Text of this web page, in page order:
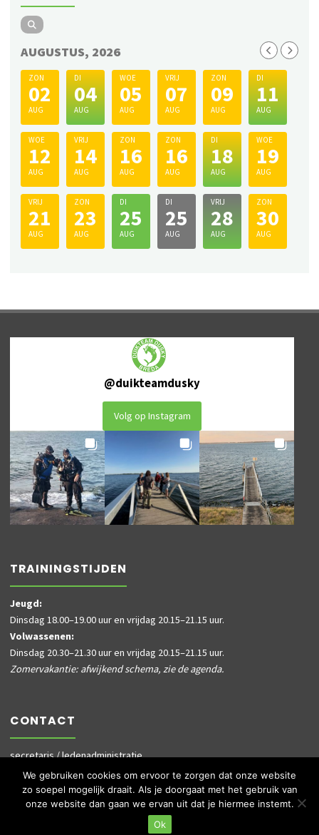
AUGUSTUS, 2026
ZON
02
AUG
DI
04
AUG
WOE
05
AUG
VRIJ
07
AUG
ZON
09
AUG
DI
11
AUG
WOE
12
AUG
VRIJ
14
AUG
ZON
16
AUG
ZON
16
AUG
DI
18
AUG
WOE
19
AUG
VRIJ
21
AUG
ZON
23
AUG
DI
25
AUG
DI
25
AUG
VRIJ
28
AUG
ZON
30
AUG
@duikteamdusky
Volg op Instagram
TRAININGSTIJDEN
Jeugd:
Dinsdag 18.00–19.00 uur en vrijdag 20.15–21.15 uur.
Volwassenen:
Dinsdag 20.30–21.30 uur en vrijdag 20.15–21.15 uur.
Zomervakantie: afwijkend schema, zie de agenda.
CONTACT
secretaris / ledenadministratie
informatie@dusky.nl
ledenadministratie@dusky.nl
We gebruiken cookies om ervoor te zorgen dat onze website
zo soepel mogelijk draait. Als je doorgaat met het gebruik van
onze website dan gaan we ervan uit dat je hiermee instemt.
Ok